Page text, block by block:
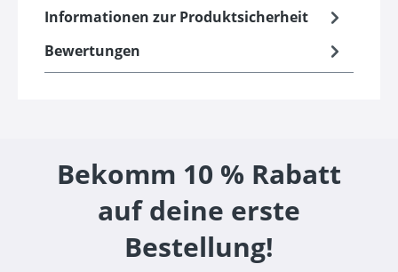
Informationen zur Produktsicherheit
Bewertungen
Bekomm 10 % Rabatt
auf deine erste
Bestellung!